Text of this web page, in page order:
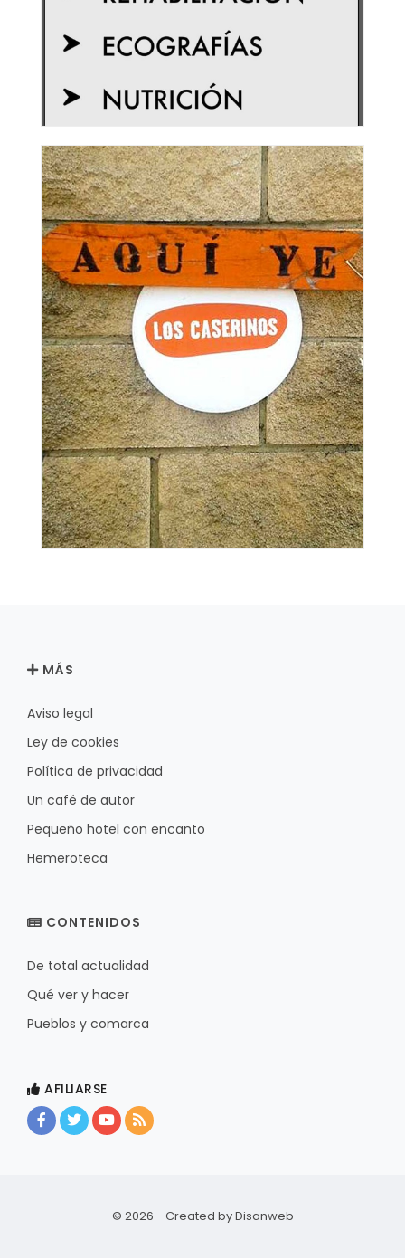
MÁS
Aviso legal
Ley de cookies
Política de privacidad
Un café de autor
Pequeño hotel con encanto
Hemeroteca
CONTENIDOS
De total actualidad
Qué ver y hacer
Pueblos y comarca
AFILIARSE
© 2026 - Created byDisanweb